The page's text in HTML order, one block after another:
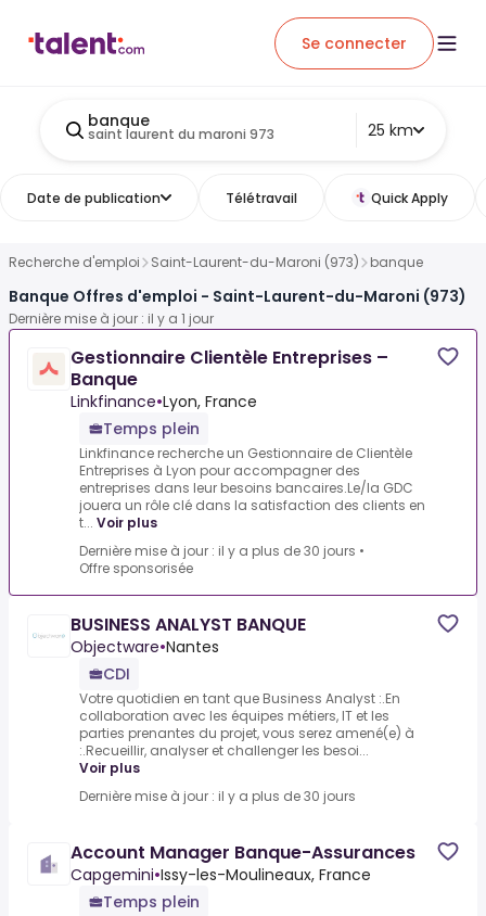
Se connecter
banque
saint laurent du maroni 973 25 km
Date de publication Télétravail Quick Apply
Recherche d'emploi Saint-Laurent-du-Maroni (973) banque
Banque Offres d'emploi - Saint-Laurent-du-Maroni (973)
Dernière mise à jour : il y a 1 jour
Gestionnaire Clientèle Entreprises –
Banque
Linkfinance•Lyon, France
Temps plein
Linkfinance recherche un Gestionnaire de Clientèle
Entreprises à Lyon pour accompagner des
entreprises dans leur besoins bancaires.Le/la GDC
jouera un rôle clé dans la satisfaction des clients en
t... Voir plus
Dernière mise à jour : il y a plus de 30 jours •
Offre sponsorisée
BUSINESS ANALYST BANQUE
Objectware•Nantes
CDI
Votre quotidien en tant que Business Analyst :.En
collaboration avec les équipes métiers, IT et les
parties prenantes du projet, vous serez amené(e) à
:.Recueillir, analyser et challenger les besoi...
Voir plus
Dernière mise à jour : il y a plus de 30 jours
Account Manager Banque-Assurances
Capgemini•Issy-les-Moulineaux, France
Temps plein